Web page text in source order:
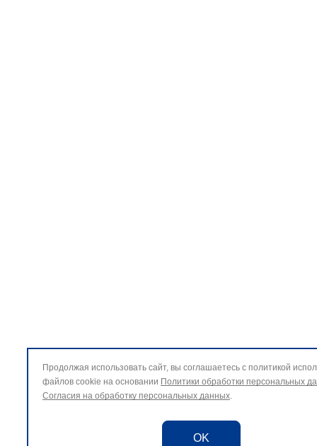
Продолжая использовать сайт, вы соглашаетесь с политикой
файлов cookie на основании Политики обработки персональных
Согласия на обработку персональных данных.
OK